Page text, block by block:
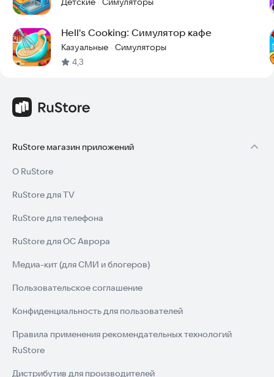
·
Hell's Cooking: Симулятор кафе
Казуальные · Симуляторы
4,3
RuStore магазин приложений
О RuStore
RuStore для TV
RuStore для телефона
RuStore для ОС Аврора
Медиа-кит (для СМИ и блогеров)
Пользовательское соглашение
Конфиденциальность для пользователей
Правила применения рекомендательных технологий
RuStore
Дистрибутив для производителей